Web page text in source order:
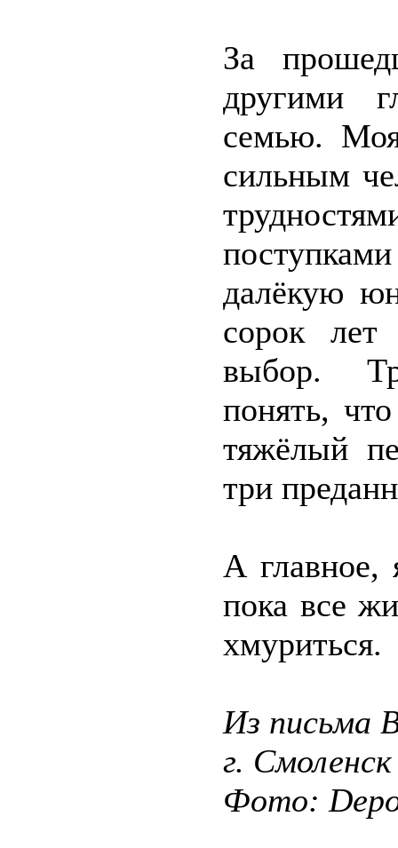
За
другими
семью.
сильным
далёкую
сорок лет
выбор.
понять,
тяжёлый
три
А главное,
пока все
хмуриться.
Из письма
г. Смоленск
Фото: